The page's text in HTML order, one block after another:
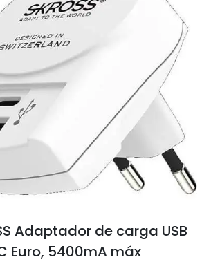
Adaptador de carga USB
Euro, 5400mA máx